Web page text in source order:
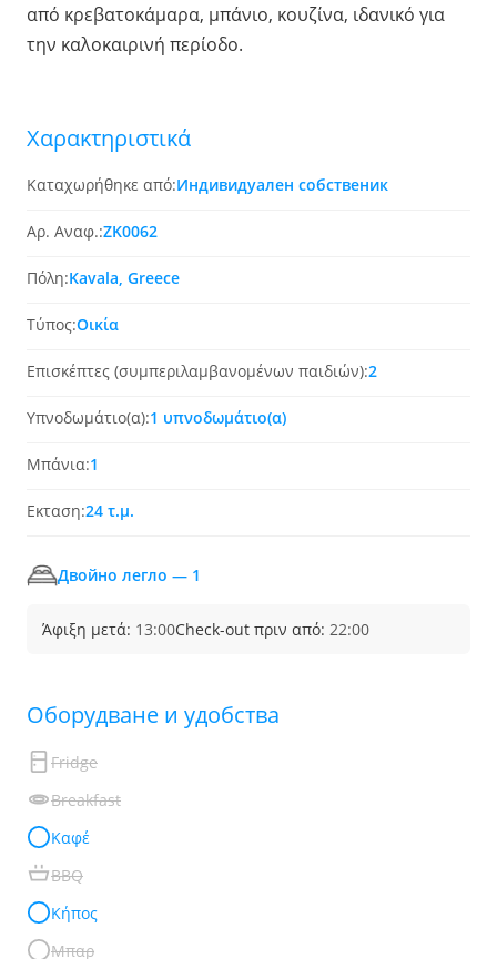
από κρεβατοκάμαρα, μπάνιο, κουζίνα, ιδανικό για
την καλοκαιρινή περίοδο.
Χαρακτηριστικά
Καταχωρήθηκε από:Индивидуален собственик
Αρ. Αναφ.:ZK0062
Πόλη:Kavala, Greece
Τύπος:Οικία
Επισκέπτες (συμπεριλαμβανομένων παιδιών):2
Υπνοδωμάτιο(α):1 υπνοδωμάτιο(α)
Μπάνια:1
Εκταση:24 τ.μ.
Двойно легло — 1
Άφιξη μετά: 13:00Check-out πριν από: 22:00
Обoрудване и удобства
Fridge
Breakfast
Καφέ
BBQ
Κήπος
Μπαρ